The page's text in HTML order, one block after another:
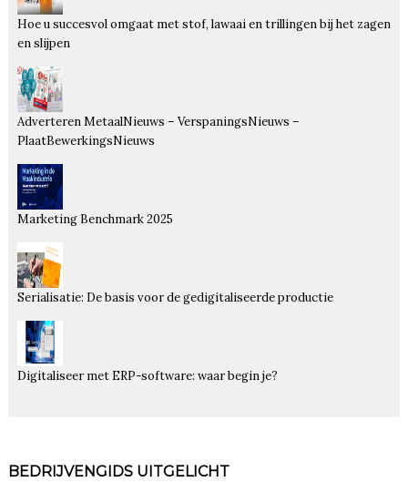
Hoe u succesvol omgaat met stof, lawaai en trillingen bij het zagen
en slijpen
Adverteren MetaalNieuws – VerspaningsNieuws –
PlaatBewerkingsNieuws
Marketing Benchmark 2025
Serialisatie: De basis voor de gedigitaliseerde productie
Digitaliseer met ERP-software: waar begin je?
BEDRIJVENGIDS UITGELICHT